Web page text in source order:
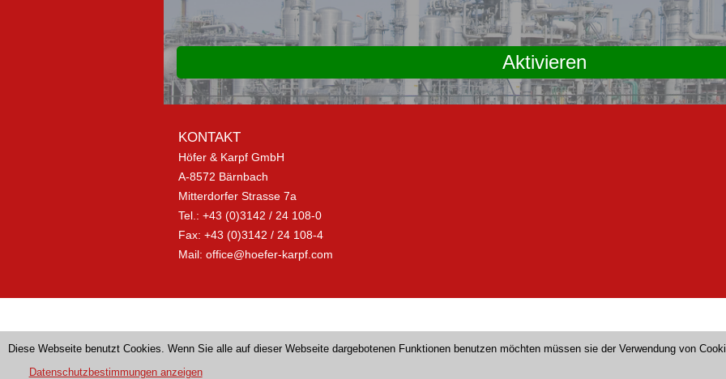
Aktivieren
KONTAKT
Höfer & Karpf GmbH
A-8572 Bärnbach
Mitterdorfer Strasse 7a
Tel.: +43 (0)3142 / 24 108-0
Fax: +43 (0)3142 / 24 108-4
Mail:office@hoefer-karpf.com
Diese Webseite benutzt Cookies. Wenn Sie alle auf dieser Webseite dargebotenen Funktionen benutzen möchten müssen sie der Verwendung von
Datenschutzbestimmungen anzeigen